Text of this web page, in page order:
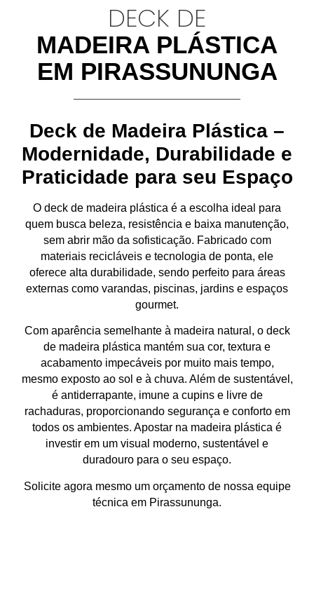
DECK DE
MADEIRA PLÁSTICA
EM PIRASSUNUNGA
Deck de Madeira Plástica –
Modernidade, Durabilidade e
Praticidade para seu Espaço
O deck de madeira plástica é a escolha ideal para
quem busca beleza, resistência e baixa manutenção,
sem abrir mão da sofisticação. Fabricado com
materiais recicláveis e tecnologia de ponta, ele
oferece alta durabilidade, sendo perfeito para áreas
externas como varandas, piscinas, jardins e espaços
gourmet.
Com aparência semelhante à madeira natural, o deck
de madeira plástica mantém sua cor, textura e
acabamento impecáveispor muito mais tempo,
mesmo exposto ao sol e à chuva. Além de sustentável,
é antiderrapante, imune a cupins e livre de
rachaduras, proporcionando segurança e confortoem
todos os ambientes. Apostar na madeira plástica é
investir em um visual moderno, sustentável e
duradouro para o seu espaço.
Solicite agora mesmo um orçamento de nossa equipe
técnica em Pirassununga.